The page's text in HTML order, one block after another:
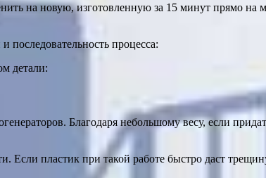
на новую, изготовленную за 15 минут прямо на
процесса:
детали:
Благодаря небольшому весу, если
пластик при такой работе быстро даст